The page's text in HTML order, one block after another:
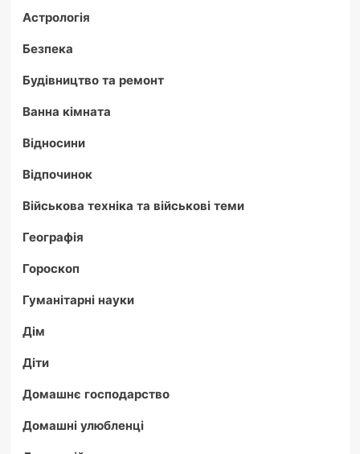
Астрологія
Безпека
Будівництво та ремонт
Ванна кімната
Відносини
Відпочинок
Військова техніка та військові теми
Географія
Гороскоп
Гуманітарні науки
Дім
Діти
Домашнє господарство
Домашні улюбленці